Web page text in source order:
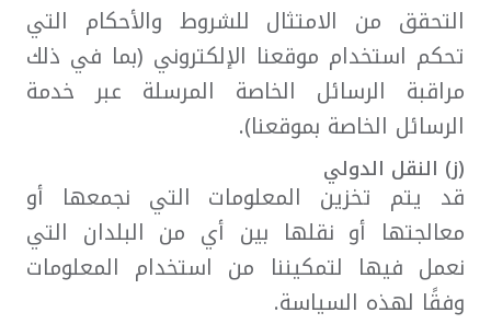
التحقق من الامتثال للشروط والأحكام التي
تحكم استخدام موقعنا الإلكتروني (بما في ذلك
مراقبة الرسائل الخاصة المرسلة عبر خدمة
الرسائل الخاصة بموقعنا).
(ز) النقل الدولي
قد يتم تخزين المعلومات التي نجمعها أو
معالجتها أو نقلها بين أي من البلدان التي
نعمل فيها لتمكيننا من استخدام المعلومات
وفقًا لهذه السياسة.